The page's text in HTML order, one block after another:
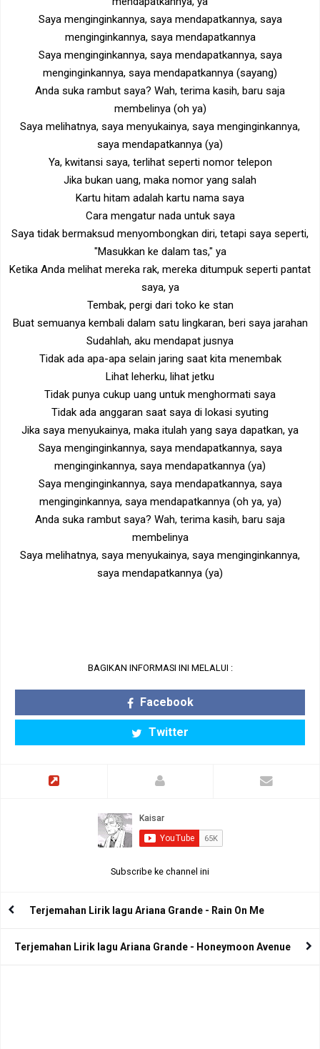
Saya menginginkannya, saya mendapatkannya, saya
menginginkannya, saya mendapatkannya
Saya menginginkannya, saya mendapatkannya, saya
menginginkannya, saya mendapatkannya (sayang)
Anda suka rambut saya? Wah, terima kasih, baru saja
membelinya (oh ya)
Saya melihatnya, saya menyukainya, saya menginginkannya,
saya mendapatkannya (ya)
Ya, kwitansi saya, terlihat seperti nomor telepon
Jika bukan uang, maka nomor yang salah
Kartu hitam adalah kartu nama saya
Cara mengatur nada untuk saya
Saya tidak bermaksud menyombongkan diri, tetapi saya seperti,
"Masukkan ke dalam tas," ya
Ketika Anda melihat mereka rak, mereka ditumpuk seperti pantat
saya, ya
Tembak, pergi dari toko ke stan
Buat semuanya kembali dalam satu lingkaran, beri saya jarahan
Sudahlah, aku mendapat jusnya
Tidak ada apa-apa selain jaring saat kita menembak
Lihat leherku, lihat jetku
Tidak punya cukup uang untuk menghormati saya
Tidak ada anggaran saat saya di lokasi syuting
Jika saya menyukainya, maka itulah yang saya dapatkan, ya
Saya menginginkannya, saya mendapatkannya, saya
menginginkannya, saya mendapatkannya (ya)
Saya menginginkannya, saya mendapatkannya, saya
menginginkannya, saya mendapatkannya (oh ya, ya)
Anda suka rambut saya? Wah, terima kasih, baru saja
membelinya
Saya melihatnya, saya menyukainya, saya menginginkannya,
saya mendapatkannya (ya)
BAGIKAN INFORMASI INI MELALUI :
Facebook
Twitter
Subscribe ke channel ini
Terjemahan Lirik lagu Ariana Grande - Rain On Me
Terjemahan Lirik lagu Ariana Grande - Honeymoon Avenue